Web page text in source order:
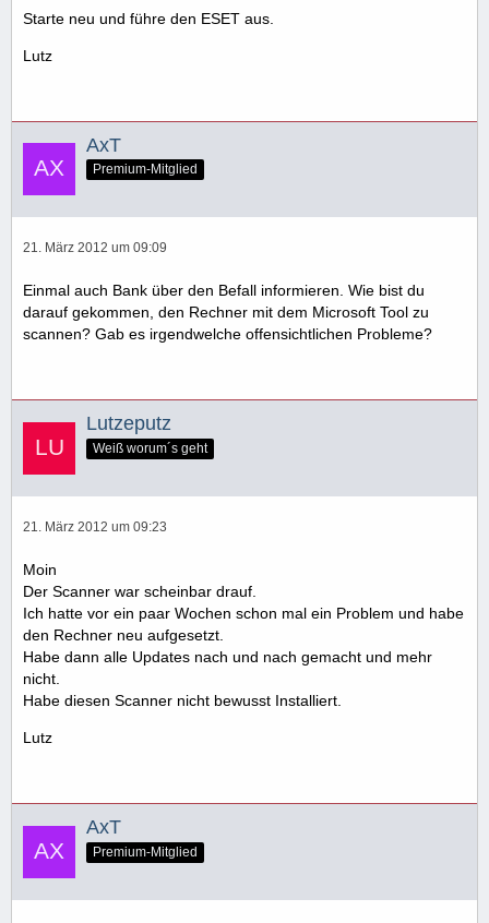
Starte neu und führe den ESET aus.
Lutz
AxT
Premium-Mitglied
21. März 2012 um 09:09
Einmal auch Bank über den Befall informieren. Wie bist du
darauf gekommen, den Rechner mit dem Microsoft Tool zu
scannen? Gab es irgendwelche offensichtlichen Probleme?
Lutzeputz
Weiß worum´s geht
21. März 2012 um 09:23
Moin
Der Scanner war scheinbar drauf.
Ich hatte vor ein paar Wochen schon mal ein Problem und habe
den Rechner neu aufgesetzt.
Habe dann alle Updates nach und nach gemacht und mehr
nicht.
Habe diesen Scanner nicht bewusst Installiert.
Lutz
AxT
Premium-Mitglied